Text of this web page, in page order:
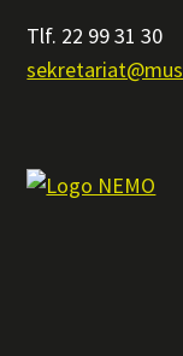
Tlf. 22 99 31 30